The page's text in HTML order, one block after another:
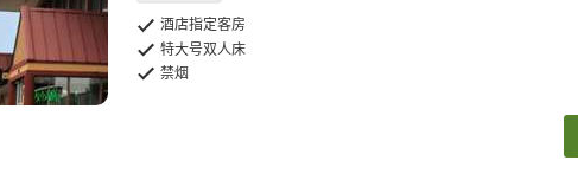
酒店指定客房
特大号双人床
禁烟